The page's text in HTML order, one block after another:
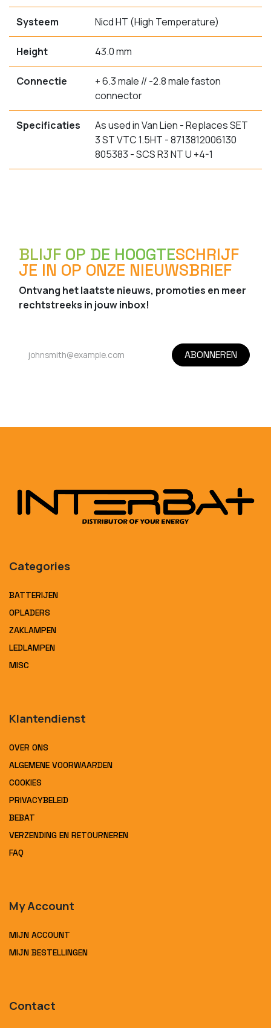
Systeem Nicd HT (High Temperature)
Height 43.0 mm
Connectie
+ 6.3 male // -2.8 male faston
connector
Specificaties
As used in Van Lien - Replaces SET
3 ST VTC 1.5HT - 8713812006130
805383 - SCS R3 NT U +4-1
BLIJF OP DE HOOGTESCHRIJF
JE IN OP ONZE NIEUWSBRIEF
Ontvang het laatste nieuws, promoties en meer
rechtstreeks in jouw inbox!
ABONNEREN
Categories
BATTERIJEN
OPLADERS
ZAKLAMPEN
LEDLAMPEN
MISC
Klantendienst
OVER ONS
ALGEMENE VOORWAARDEN
COOKIES
PRIVACYBELEID
BEBAT
VERZENDING EN RETOURNEREN
FAQ
My Account
MIJN ACCOUNT
MIJN BESTELLINGEN
Contact